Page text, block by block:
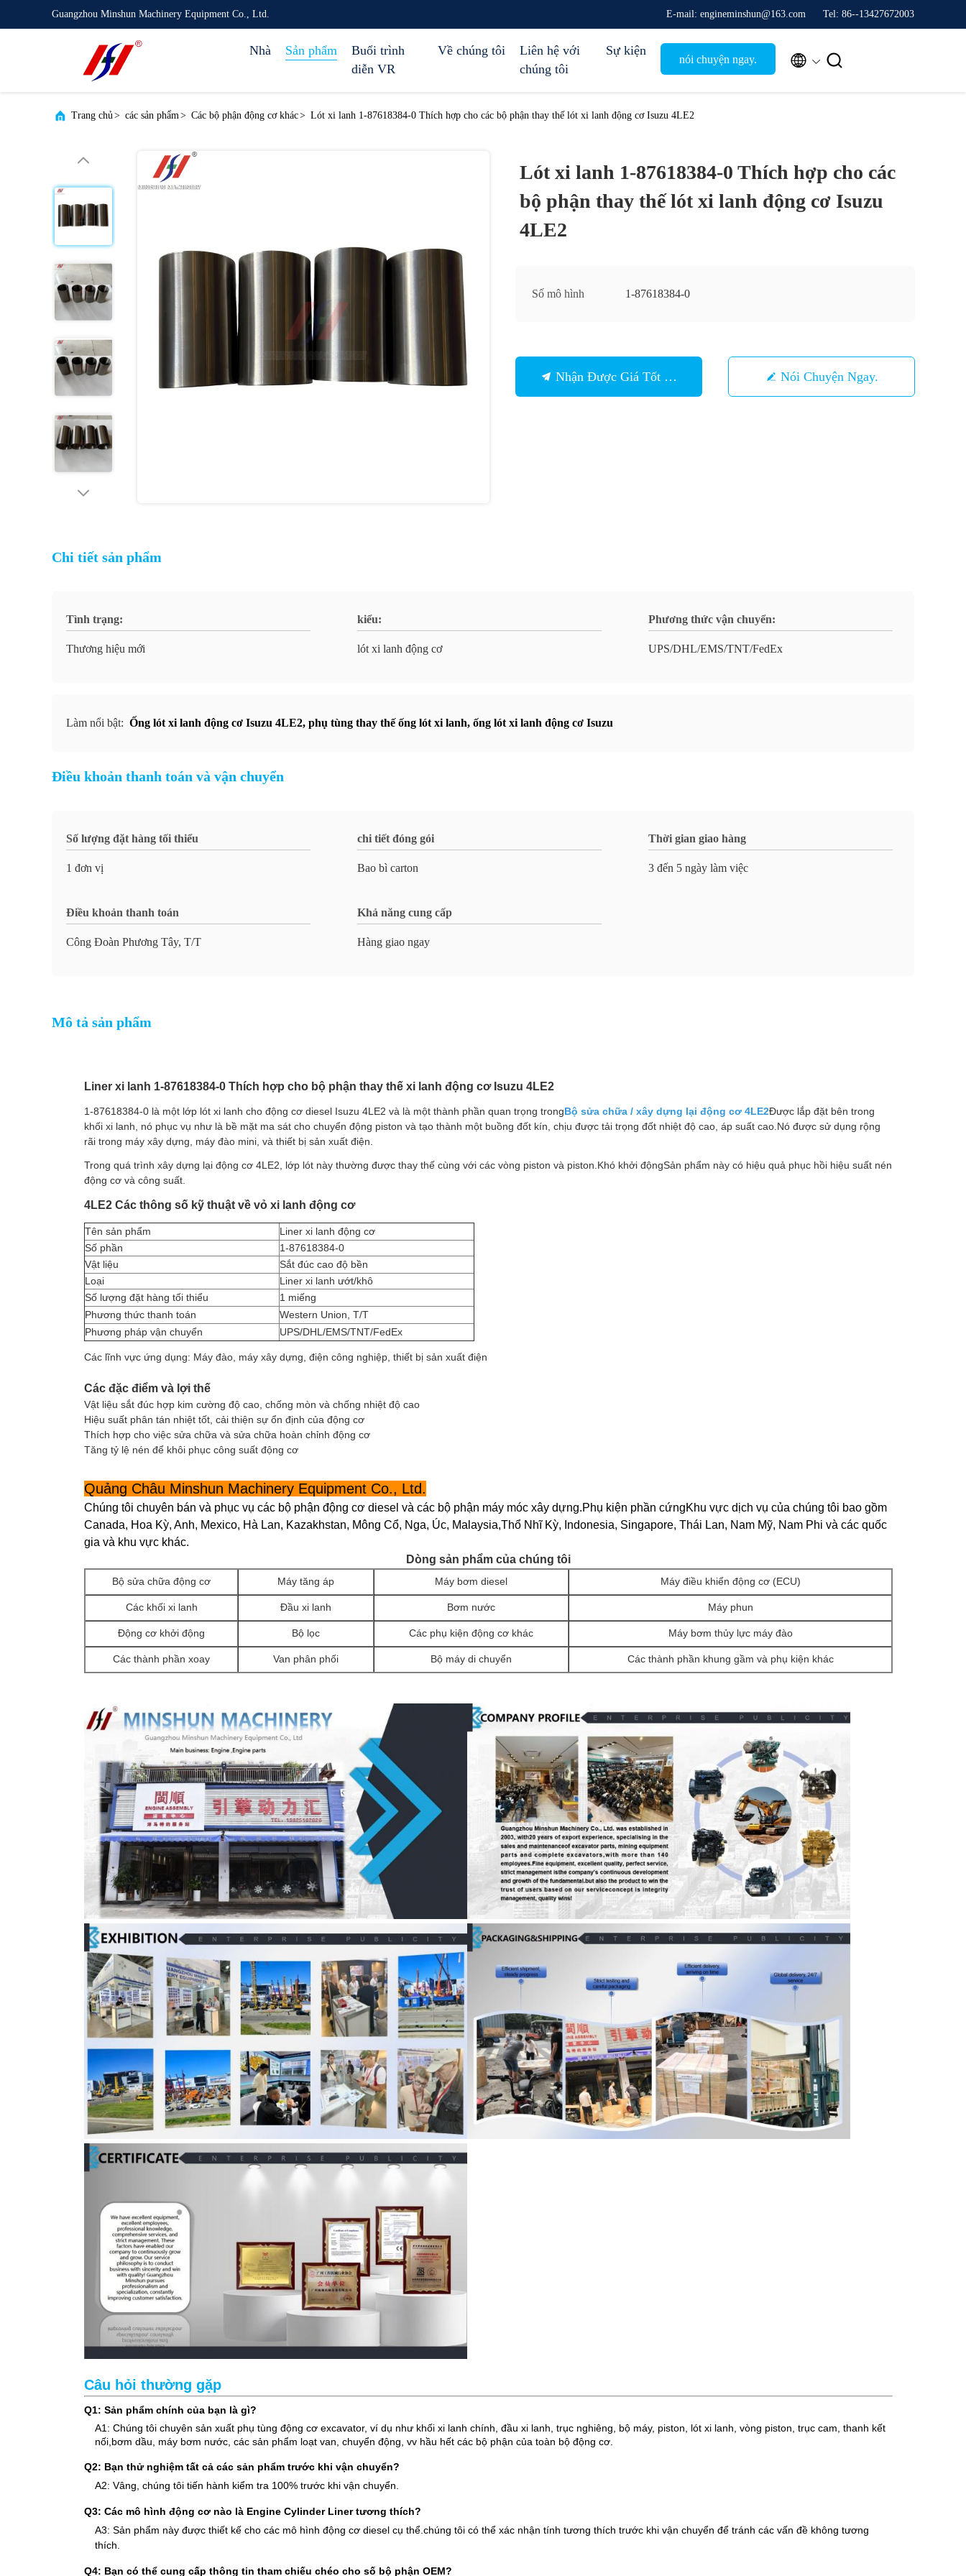
Guangzhou Minshun Machinery Equipment Co., Ltd. E-mail: engineminshun@163.com Tel: 86--13427672003
Nhà Sản phẩm
Buổi trình
diễn VR
Về chúng tôi
Liên hệ với
chúng tôi
Sự kiện
nói chuyện ngay.  
Trang chủ> các sản phẩm> Các bộ phận động cơ khác> Lót xi lanh 1-87618384-0 Thích hợp cho các bộ phận thay thế lót xi lanh động cơ Isuzu 4LE2
Lót xi lanh 1-87618384-0 Thích hợp cho các
bộ phận thay thế lót xi lanh động cơ Isuzu
4LE2
Số mô hình 1-87618384-0
Nhận Được Giá Tốt Nhất Nói Chuyện Ngay.
Chi tiết sản phẩm
Tình trạng:
Thương hiệu mới
kiểu:
lót xi lanh động cơ
Phương thức vận chuyển:
UPS/DHL/EMS/TNT/FedEx
Làm nổi bật: Ống lót xi lanh động cơ Isuzu 4LE2, phụ tùng thay thế ống lót xi lanh, ống lót xi lanh động cơ Isuzu
Điều khoản thanh toán và vận chuyển
Số lượng đặt hàng tối thiểu
1 đơn vị
chi tiết đóng gói
Bao bì carton
Thời gian giao hàng
3 đến 5 ngày làm việc
Điều khoản thanh toán
Công Đoàn Phương Tây, T/T
Khả năng cung cấp
Hàng giao ngay
Mô tả sản phẩm
Liner xi lanh 1-87618384-0 Thích hợp cho bộ phận thay thế xi lanh động cơ Isuzu 4LE2
1-87618384-0 là một lớp lót xi lanh cho động cơ diesel Isuzu 4LE2 và là một thành phần quan trọng trongBộ sửa chữa / xây dựng lại động cơ 4LE2Được lắp đặt bên trong
khối xi lanh, nó phục vụ như là bề mặt ma sát cho chuyển động piston và tạo thành một buồng đốt kín, chịu được tải trọng đốt nhiệt độ cao, áp suất cao.Nó được sử dụng rộng
rãi trong máy xây dựng, máy đào mini, và thiết bị sản xuất điện.
Trong quá trình xây dựng lại động cơ 4LE2, lớp lót này thường được thay thế cùng với các vòng piston và piston.Khó khởi độngSản phẩm này có hiệu quả phục hồi hiệu suất nén
động cơ và công suất.
4LE2 Các thông số kỹ thuật về vỏ xi lanh động cơ
Tên sản phẩm
Liner xi lanh động cơ
Số phần
1-87618384-0
Vật liệu
Sắt đúc cao độ bền
Loại
Liner xi lanh ướt/khô
Số lượng đặt hàng tối thiểu
1 miếng
Phương thức thanh toán
Western Union, T/T
Phương pháp vận chuyển
UPS/DHL/EMS/TNT/FedEx
Các lĩnh vực ứng dụng: Máy đào, máy xây dựng, điện công nghiệp, thiết bị sản xuất điện
Các đặc điểm và lợi thế
Vật liệu sắt đúc hợp kim cường độ cao, chống mòn và chống nhiệt độ cao
Hiệu suất phân tán nhiệt tốt, cải thiện sự ổn định của động cơ
Thích hợp cho việc sửa chữa và sửa chữa hoàn chỉnh động cơ
Tăng tỷ lệ nén để khôi phục công suất động cơ
Quảng Châu Minshun Machinery Equipment Co., Ltd.
Chúng tôi chuyên bán và phục vụ các bộ phận động cơ diesel và các bộ phận máy móc xây dựng.Phụ kiện phần cứngKhu vực dịch vụ của chúng tôi bao gồm
Canada, Hoa Kỳ, Anh, Mexico, Hà Lan, Kazakhstan, Mông Cổ, Nga, Úc, Malaysia,Thổ Nhĩ Kỳ, Indonesia, Singapore, Thái Lan, Nam Mỹ, Nam Phi và các quốc
gia và khu vực khác.
Dòng sản phẩm của chúng tôi
Bộ sửa chữa động cơ Máy tăng áp Máy bơm diesel Máy điều khiển động cơ (ECU)
Các khối xi lanh Đầu xi lanh Bơm nước Máy phun
Động cơ khởi động Bộ lọc Các phụ kiện động cơ khác Máy bơm thủy lực máy đào
Các thành phần xoay Van phân phối Bộ máy di chuyển Các thành phần khung gầm và phụ kiện khác
Câu hỏi thường gặp
Q1: Sản phẩm chính của bạn là gì?
A1: Chúng tôi chuyên sản xuất phụ tùng động cơ excavator, ví dụ như khối xi lanh chính, đầu xi lanh, trục nghiêng, bộ máy, piston, lót xi lanh, vòng piston, trục cam, thanh kết
nối,bơm dầu, máy bơm nước, các sản phẩm loạt van, chuyển động, vv hầu hết các bộ phận của toàn bộ động cơ.
Q2: Bạn thử nghiệm tất cả các sản phẩm trước khi vận chuyển?
A2: Vâng, chúng tôi tiến hành kiểm tra 100% trước khi vận chuyển.
Q3: Các mô hình động cơ nào là Engine Cylinder Liner tương thích?
A3: Sản phẩm này được thiết kế cho các mô hình động cơ diesel cụ thể.chúng tôi có thể xác nhận tính tương thích trước khi vận chuyển để tránh các vấn đề không tương
thích.
Q4: Bạn có thể cung cấp thông tin tham chiếu chéo cho số bộ phận OEM?